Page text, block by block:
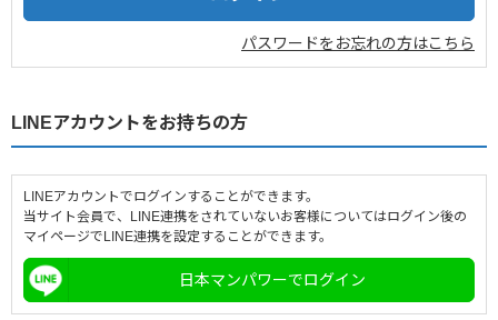
パスワードをお忘れの方はこちら
LINEアカウントをお持ちの方
LINEアカウントでログインすることができます。
当サイト会員で、LINE連携をされていないお客様についてはログイン後の
マイページでLINE連携を設定することができます。
日本マンパワーでログイン